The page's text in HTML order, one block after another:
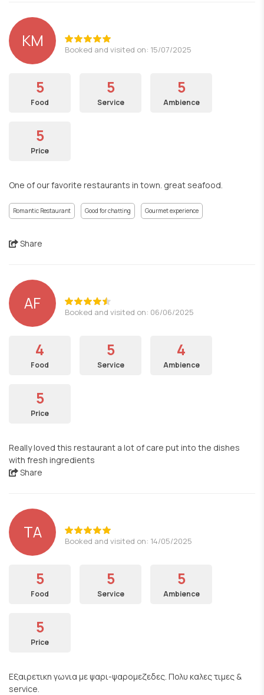
KM Booked and visited on: 15/07/2025
5
Food
5
Service
5
Ambience
5
Price
One of our favorite restaurants in town. great seafood.
Romantic Restaurant Good for chatting Gourmet experience
Share
AF Booked and visited on: 06/06/2025
4
Food
5
Service
4
Ambience
5
Price
Really loved this restaurant a lot of care put into the dishes
with fresh ingredients
Share
TA Booked and visited on: 14/05/2025
5
Food
5
Service
5
Ambience
5
Price
Εξαιρετικη γωνια με ψαρι-ψαρομεζεδες. Πολυ καλες τιμες &
service.